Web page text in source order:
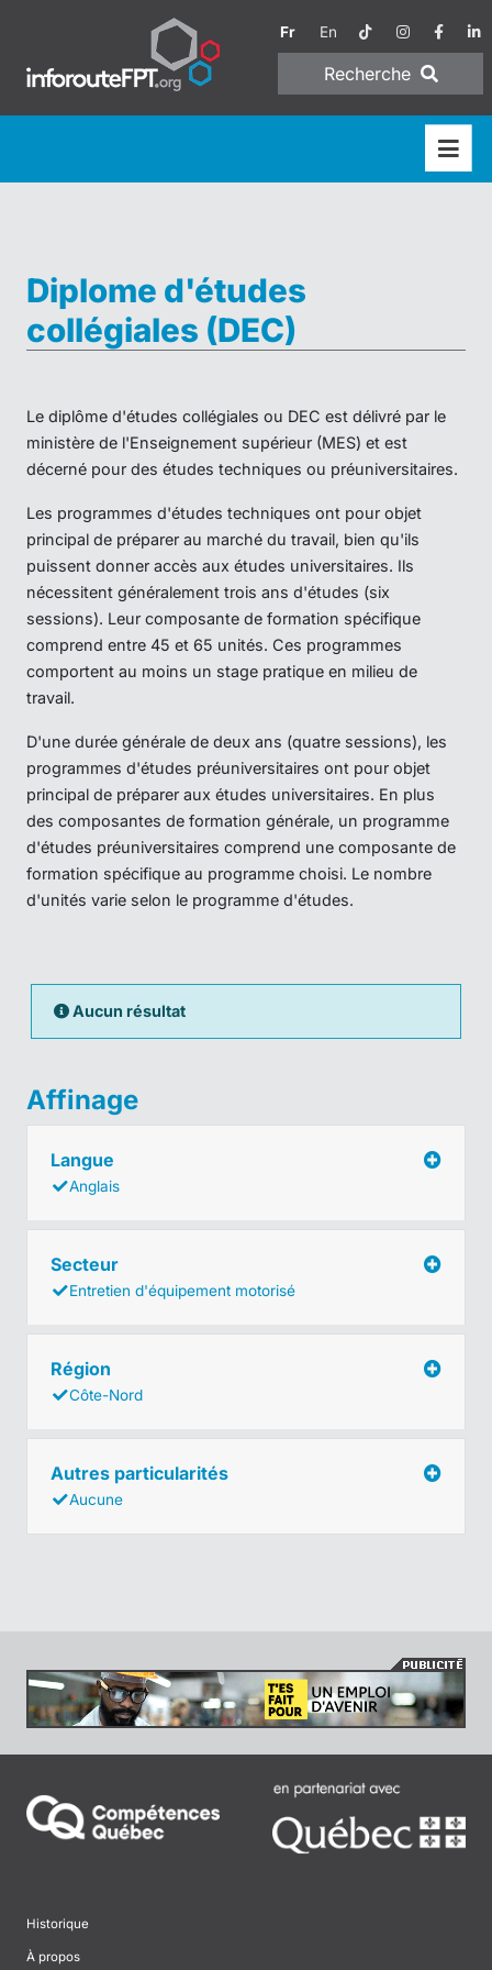
Fr En
Recherche
Diplome d'études
collégiales (DEC)
Le diplôme d'études collégiales ou DEC est délivré par le
ministère de l'Enseignement supérieur (MES) et est
décerné pour des études techniques ou préuniversitaires.
Les programmes d'études techniques ont pour objet
principal de préparer au marché du travail, bien qu'ils
puissent donner accès aux études universitaires. Ils
nécessitent généralement trois ans d'études (six
sessions). Leur composante de formation spécifique
comprend entre 45 et 65 unités. Ces programmes
comportent au moins un stage pratique en milieu de
travail.
D'une durée générale de deux ans (quatre sessions), les
programmes d'études préuniversitaires ont pour objet
principal de préparer aux études universitaires. En plus
des composantes de formation générale, un programme
d'études préuniversitaires comprend une composante de
formation spécifique au programme choisi. Le nombre
d'unités varie selon le programme d'études.
Aucun résultat
Affinage
Langue
Anglais
Secteur
Entretien d'équipement motorisé
Région
Côte-Nord
Autres particularités
Aucune
Historique
À propos